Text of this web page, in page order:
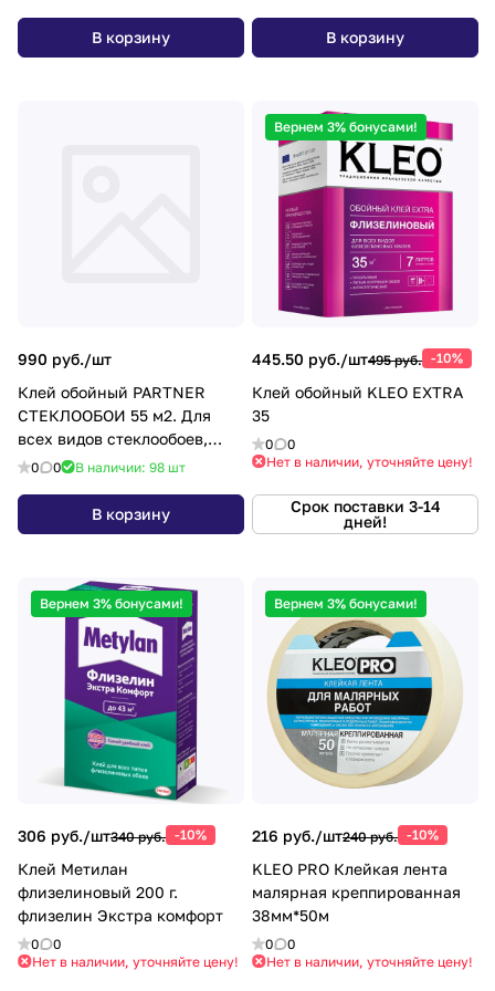
В корзину В корзину
990 руб./шт
Клей обойный PARTNER
СТЕКЛООБОИ 55 м2. Для
всех видов стеклообоев,
стеклохолстов и обоев на
0 0 В наличии: 98 шт
В корзину
Вернем 3% бонусами!
445.50 руб./шт495 руб. -10%
Клей обойный KLEO EXTRA
35
0
0
Нет в наличии, уточняйте цену!
Срок поставки 3-14
дней!
Вернем 3% бонусами!
306 руб./шт340 руб. -10%
Клей Метилан
флизелиновый 200 г.
флизелин Экстра комфорт
0
0
Нет в наличии, уточняйте цену!
Вернем 3% бонусами!
216 руб./шт240 руб. -10%
KLEO PRO Клейкая лента
малярная креппированная
38мм*50м
0
0
Нет в наличии, уточняйте цену!